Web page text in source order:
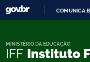
COMUNICA
IFF Instituto
MINISTÉRIO DA EDUCAÇÃO